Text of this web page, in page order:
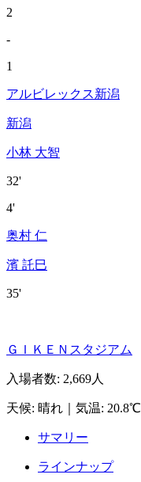
2
-
1
アルビレックス新潟
新潟
小林 大智
32'
4'
奥村 仁
濱 託巳
35'
ＧＩＫＥＮスタジアム
入場者数: 2,669人
天候: 晴れ 気温: 20.8℃
サマリー
ラインナップ